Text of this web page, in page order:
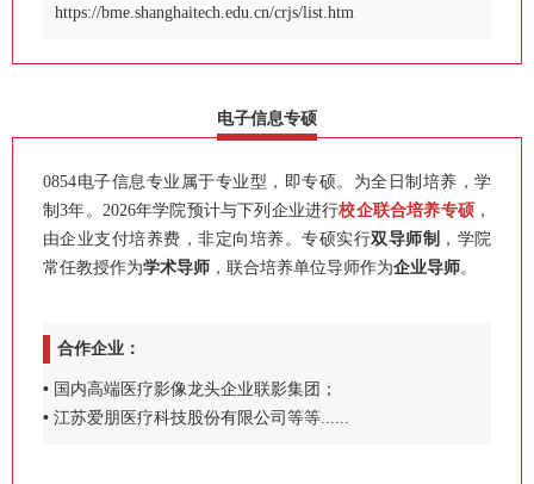
https://bme.shanghaitech.edu.cn/crjs/list.htm
电子信息专硕
0854电子信息专业属于专业型，即专硕。为全日制培养，学
制3年。2026年学院预计与下列企业进行校企联合培养专硕 ，
由企业支付培养费，非定向培养。专硕实行双导师制 ，学院
常任教授作为学术导师 ，联合培养单位导师作为企业导师。
合作企业：
• 国内高端医疗影像龙头企业联影集团；
• 江苏爱朋医疗科技股份有限公司等等......